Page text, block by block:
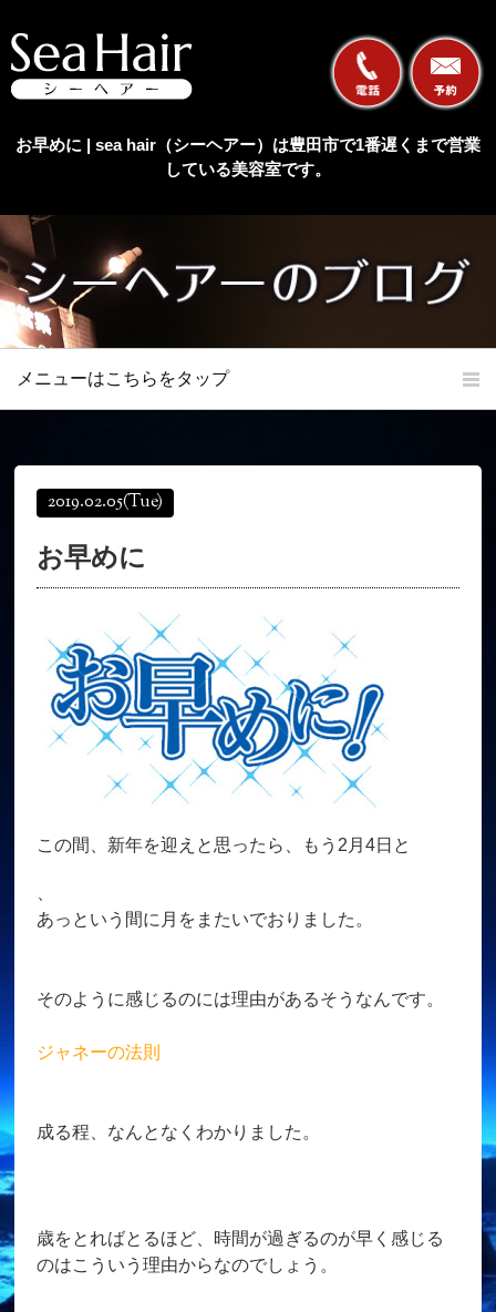
お早めに | sea hair（シーヘアー）は豊田市で1番遅くまで営業
している美容室です。
メニューはこちらをタップ
オンラインショップ
育毛コース
お客様の声 シーヘアーのブログ
ご予約＋お問い合わせ
2019.02.05(Tue)
お早めに
この間、新年を迎えと思ったら、もう2月4日と
あっという間に月をまたいでおりました。
そのように感じるのには理由があるそうなんです。
ジャネーの法則
成る程、なんとなくわかりました。
歳をとればとるほど、時間が過ぎるのが早く感じる
のはこういう理由からなのでしょう。